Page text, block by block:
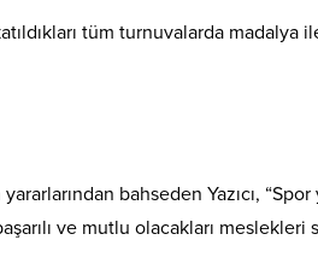
tüm turnuvalarda
bahseden Yazıcı, “Spor
ve mutlu olacakları meslekleri